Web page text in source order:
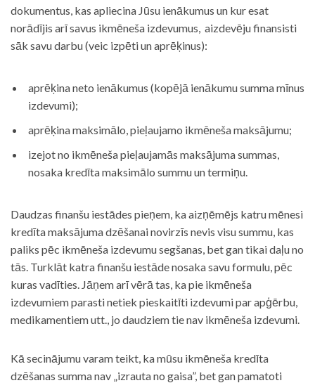
dokumentus, kas apliecina Jūsu ienākumus un kur esat
norādījis arī savus ikmēneša izdevumus, aizdevēju finansisti
sāk savu darbu (veic izpēti un aprēķinus):
aprēķina neto ienākumus (kopējā ienākumu summa mīnus
izdevumi);
aprēķina maksimālo, pieļaujamo ikmēneša maksājumu;
izejot no ikmēneša pieļaujamās maksājuma summas,
nosaka kredīta maksimālo summu un termiņu.
Daudzas finanšu iestādes pieņem, ka aizņēmējs katru mēnesi
kredīta maksājuma dzēšanai novirzīs nevis visu summu, kas
paliks pēc ikmēneša izdevumu segšanas, bet gan tikai daļu no
tās. Turklāt katra finanšu iestāde nosaka savu formulu, pēc
kuras vadīties. Jāņem arī vērā tas, ka pie ikmēneša
izdevumiem parasti netiek pieskaitīti izdevumi par apģērbu,
medikamentiem utt., jo daudziem tie nav ikmēneša izdevumi.
Kā secinājumu varam teikt, ka mūsu ikmēneša kredīta
dzēšanas summa nav „izrauta no gaisa”, bet gan pamatoti